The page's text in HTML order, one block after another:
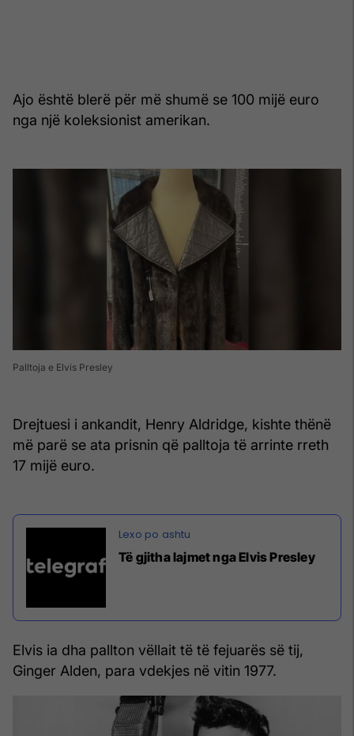
Ajo është blerë për më shumë se 100 mijë euro
nga një koleksionist amerikan.
Palltoja e Elvis Presley
Drejtuesi i ankandit, Henry Aldridge, kishte thënë
më parë se ata prisnin që palltoja të arrinte rreth
17 mijë euro.
Të gjitha lajmet nga Elvis Presley
Elvis ia dha pallton vëllait të të fejuarës së tij,
Ginger Alden, para vdekjes në vitin 1977.